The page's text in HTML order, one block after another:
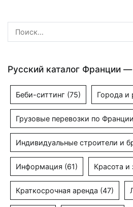
Найти:
Русский каталог Франции
Беби-ситтинг (75) Города и
Грузовые перевозки по Франции
Индивидуальные строители и
Информация (61) Красота и
Краткосрочная аренда (47)